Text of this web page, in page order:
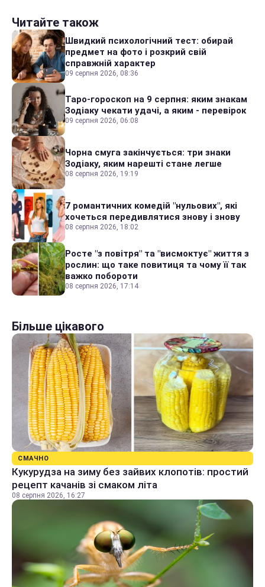
Читайте також
Швидкий психологічний тест: обирай
предмет на фото і розкрий свій
справжній характер
09 серпня 2026, 08:36
Таро-гороскоп на 9 серпня: яким знакам
Зодіаку чекати удачі, а яким - перевірок
09 серпня 2026, 06:08
Чорна смуга закінчується: три знаки
Зодіаку, яким нарешті стане легше
08 серпня 2026, 19:19
7 романтичних комедій "нульових", які
хочеться передивлятися знову і знову
08 серпня 2026, 18:02
Росте "з повітря" та "висмоктує" життя з
рослин: що таке повитиця та чому її так
важко побороти
08 серпня 2026, 17:14
Більше цікавого
СМАЧНО
Кукурудза на зиму без зайвих клопотів: простий
рецепт качанів зі смаком літа
08 серпня 2026, 16:27